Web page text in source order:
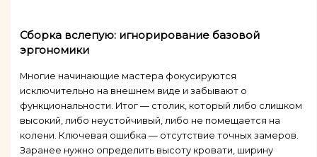
Сборка вслепую: игнорирование базовой
эргономики
Многие начинающие мастера фокусируются
исключительно на внешнем виде и забывают о
функциональности. Итог — столик, который либо слишком
высокий, либо неустойчивый, либо не помещается на
колени. Ключевая ошибка — отсутствие точных замеров.
Заранее нужно определить высоту кровати, ширину